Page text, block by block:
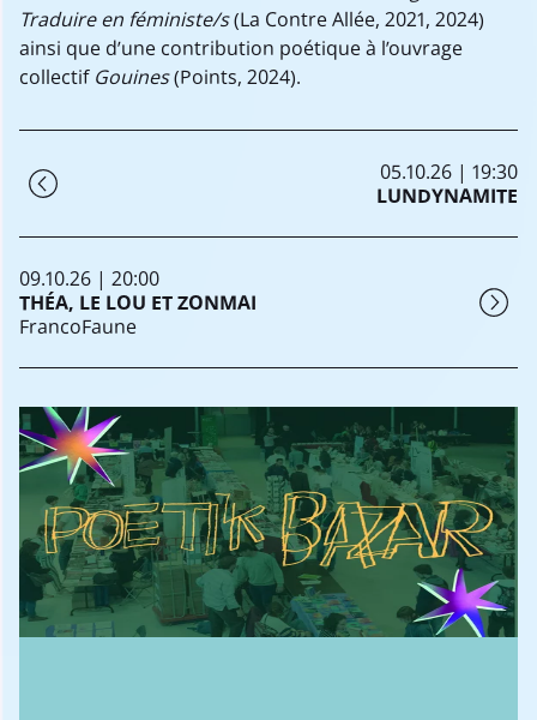
Traduire en féministe/s(La Contre Allée, 2021, 2024)
ainsi que d’une contribution poétique à l’ouvrage
collectif Gouines(Points, 2024).
05.10.26 | 19:30
LUNDYNAMITE
09.10.26 | 20:00
THÉA, LE LOU ET ZONMAI
FrancoFaune